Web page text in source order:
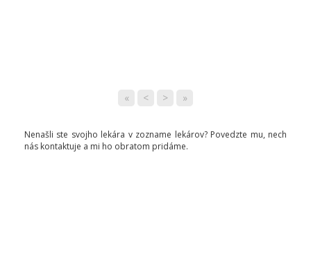
« < > »
Nenašli ste svojho lekára v zozname lekárov? Povedzte mu, nech
nás kontaktuje a mi ho obratom pridáme.